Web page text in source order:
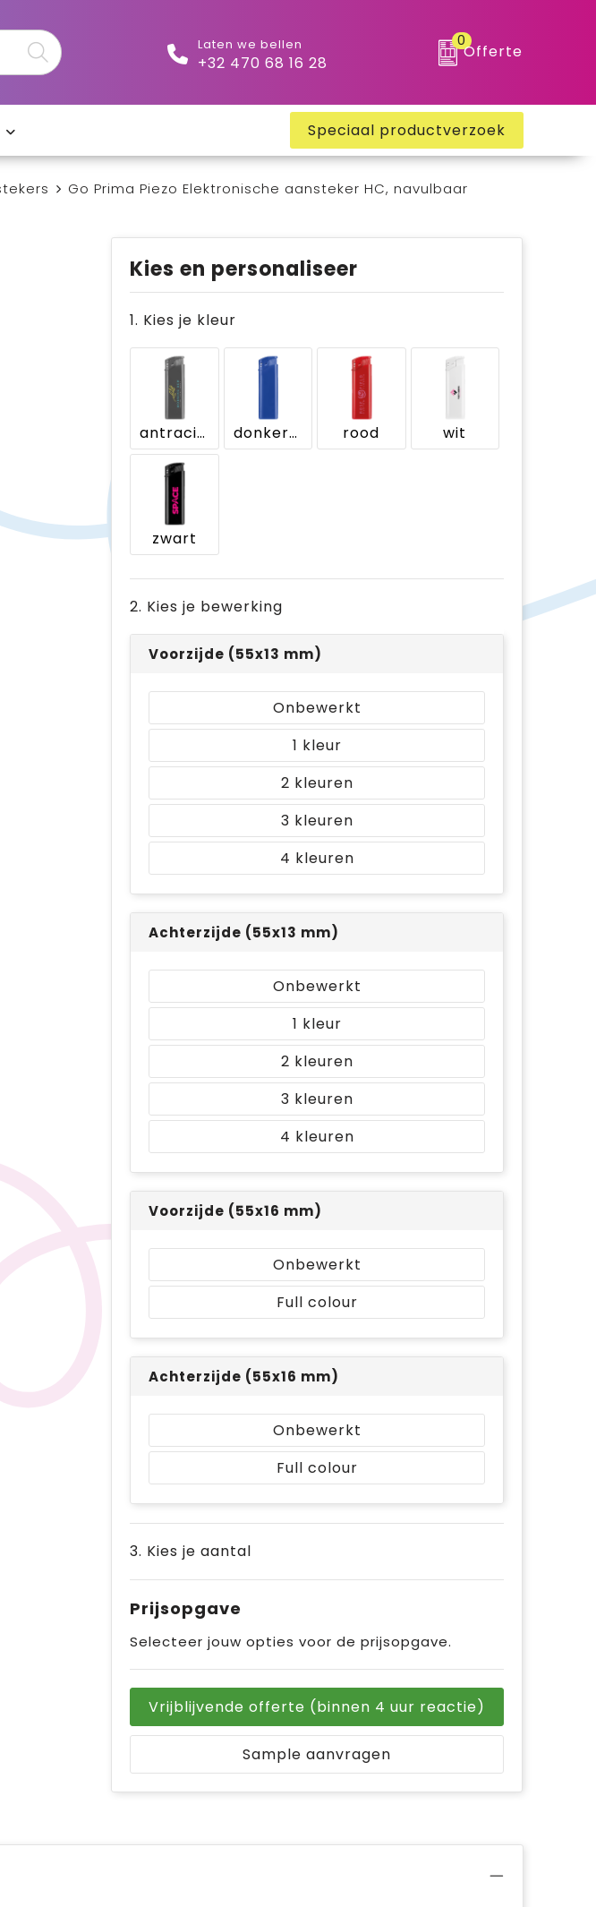
Laten we bellen
+32 470 68 16 28
0
Offerte
Speciaal productverzoek
Go Prima Piezo Elektronische aansteker HC, navulbaar
Kies en personaliseer
1. Kies je kleur
antraciet donkerblauw rood wit
zwart
2. Kies je bewerking
Voorzijde (55x13 mm)
Onbewerkt
1
2
3
4
Achterzijde (55x13 mm)
Onbewerkt
1
2
3
4
Voorzijde (55x16 mm)
Onbewerkt
Full colour
Achterzijde (55x16 mm)
Onbewerkt
Full colour
3. Kies je aantal
Prijsopgave
Selecteer jouw opties voor de prijsopgave.
Vrijblijvende offerte (binnen 4 uur reactie)
Sample aanvragen